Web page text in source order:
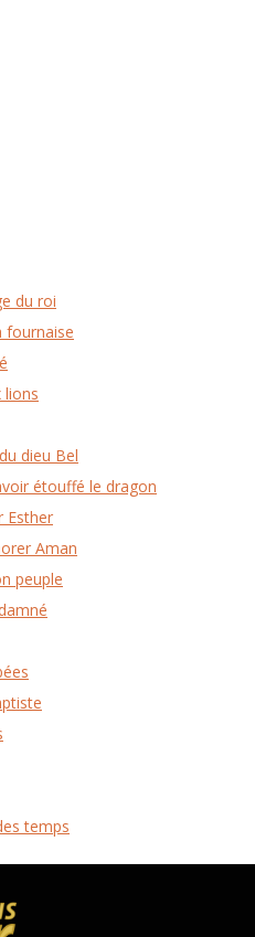
du roi
fournaise
lions
dieu Bel
étouffé le dragon
Esther
Aman
peuple
temps